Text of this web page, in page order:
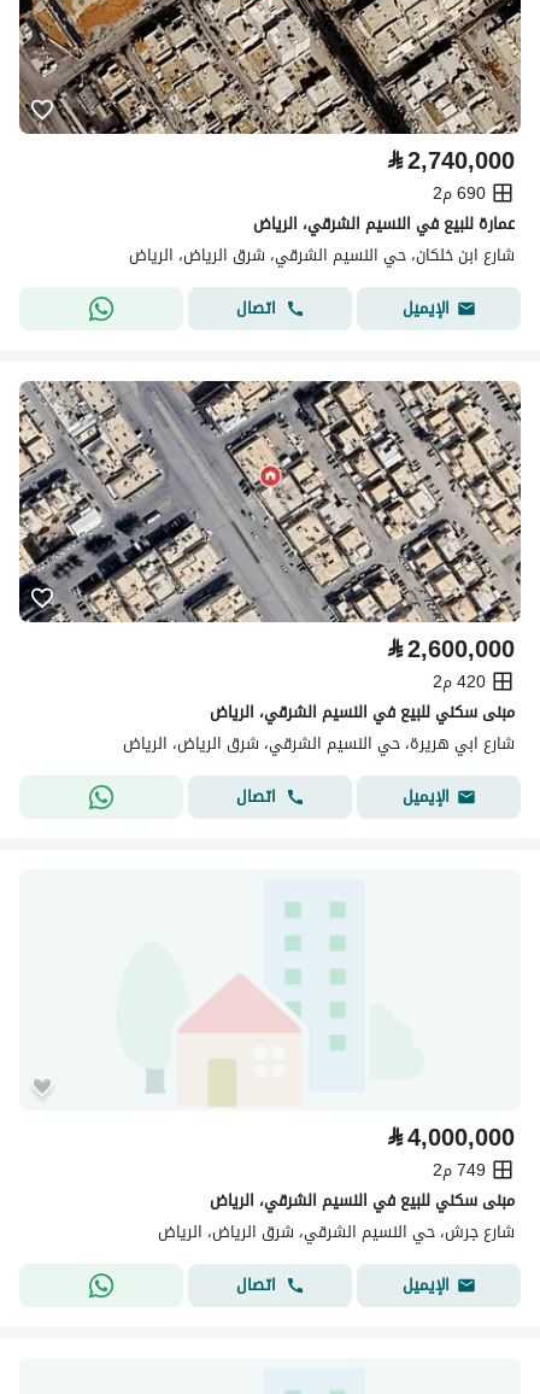
⃁2,740,000
690 م2
عمارة للبيع في النسيم الشرقي، الرياض
شارع ابن خلكان، حي النسيم الشرقي، شرق الرياض، الرياض
الإيميل
اتصال
⃁2,600,000
420 م2
مبنى سكني للبيع في النسيم الشرقي، الرياض
شارع ابي هريرة، حي النسيم الشرقي، شرق الرياض، الرياض
الإيميل
اتصال
⃁4,000,000
749 م2
مبنى سكني للبيع في النسيم الشرقي، الرياض
شارع جرش، حي النسيم الشرقي، شرق الرياض، الرياض
الإيميل
اتصال